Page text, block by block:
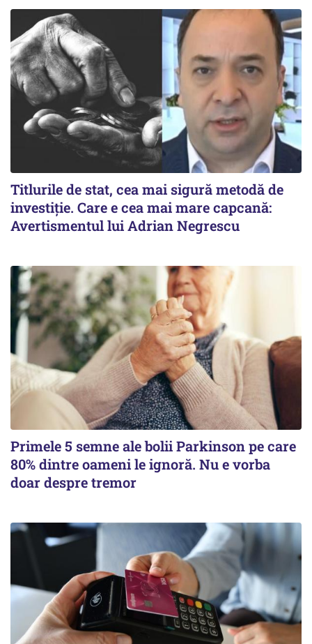
Titlurile de stat, cea mai sigură metodă de
investiție. Care e cea mai mare capcană:
Avertismentul lui Adrian Negrescu
Primele 5 semne ale bolii Parkinson pe care
80% dintre oameni le ignoră. Nu e vorba
doar despre tremor